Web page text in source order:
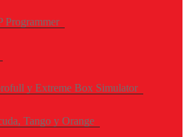
Programmer
y Extreme Box Simulator
Tango y Orange